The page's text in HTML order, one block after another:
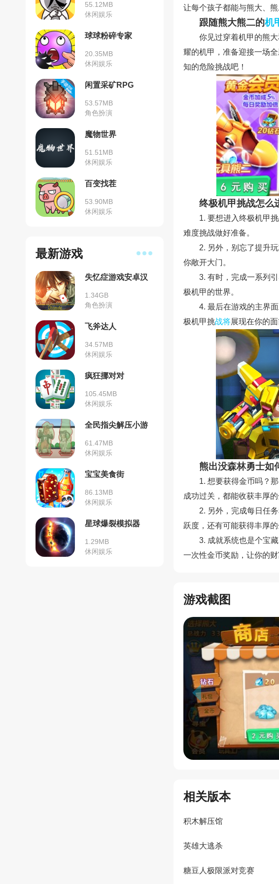
55.12MB
休闲娱乐
球球粉碎专家
20.35MB
休闲娱乐
闲置采矿RPG
53.57MB
角色扮演
魔物世界
51.51MB
休闲娱乐
百变找茬
53.90MB
休闲娱乐
最新游戏
失忆症游戏安卓汉
1.34GB
角色扮演
飞斧达人
34.57MB
休闲娱乐
疯狂挪对对
105.45MB
休闲娱乐
全民指尖解压小游
61.47MB
休闲娱乐
宝宝美食街
86.13MB
休闲娱乐
星球爆裂模拟器
1.29MB
休闲娱乐
让每个孩子都能与熊大、
跟随熊大熊二的机
你见过穿着机甲的熊
耀的机甲，准备迎接一场
知的危险挑战吧！
终极机甲挑战怎么
1. 要想进入终极机甲
难度挑战做好准备。
2. 另外，别忘了提升
你敞开大门。
3. 有时，完成一系列
极机甲的世界。
4. 最后在游戏的主界
极机甲挑战将展现在你的面
熊出没森林勇士如
1. 想要获得金币吗？
成功过关，都能收获丰厚的
2. 另外，完成每日任
跃度，还有可能获得丰厚
3. 成就系统也是个宝
一次性金币奖励，让你的财
游戏截图
相关版本
积木解压馆
英雄大逃杀
糖豆人极限派对竞赛